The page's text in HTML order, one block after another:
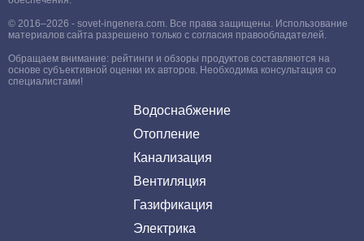
© 2016–2026 - sovet-ingenera.com. Все права защищены. Использование
материалов сайта разрешено только с согласия правообладателей.
Обращаем внимание: рейтинги и обзоры продуктов составляются на
основе субъективной оценки их авторов. Необходима консультация со
специалистами!
Водоснабжение
Отопление
Канализация
Вентиляция
Газификация
Электрика